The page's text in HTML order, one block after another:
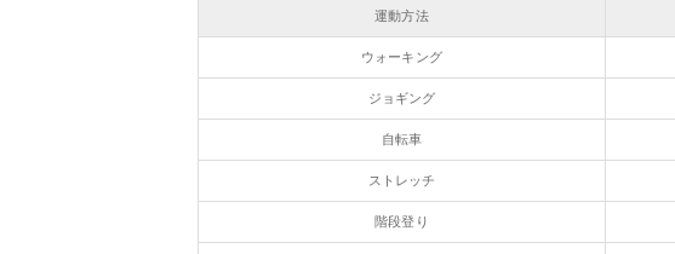
運動方法
ウォーキング
ジョギング
自転車
ストレッチ
階段登り